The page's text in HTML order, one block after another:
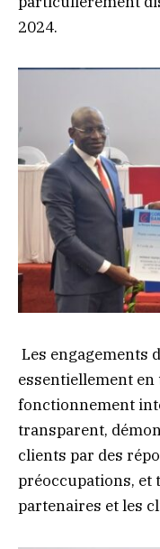
2024.
Les engagements
essentiellement
fonctionnement
transparent,
clients par des
préoccupations, et
partenaires et les